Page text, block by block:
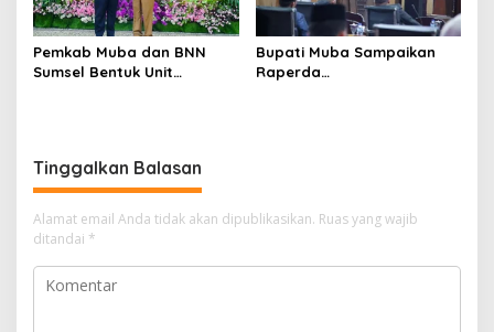
Pemkab Muba dan BNN
Sumsel Bentuk Unit
Bupati Muba Sampaikan
Raperda
Tinggalkan Balasan
Alamat email Anda tidak akan dipublikasikan. Ruas yang wajib
ditandai *